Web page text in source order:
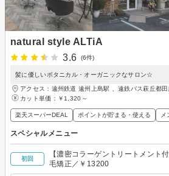
natural style ALTiA
3.6
(6件)
髪に優しいボタニカル・オーガニックなサロン☆
アクセス：遠州鉄道 遠州上島駅 、遠鉄バス萩丘都
カット単価： ￥1,320～
楽天スーパーDEAL ポイントが貯まる・使える メ
スペシャルメニュー
初回
【濃密コラーゲントリートメント
毛矯正／￥13200